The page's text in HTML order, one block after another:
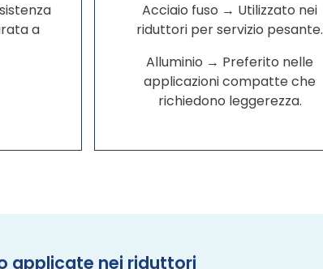
a
Acciaio fuso → Utilizzato nei
riduttori per servizio pesante.
Alluminio → Preferito nelle
applicazioni compatte che
richiedono leggerezza.
applicate nei riduttori